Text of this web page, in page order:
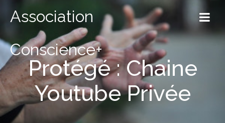
Association
Conscience+
Protégé : Chaine
Youtube Privée